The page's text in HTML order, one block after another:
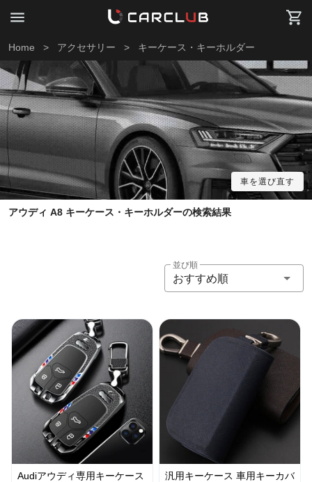
Home > アクセサリー > キーケース・キーホルダー
車を選び直す
アウディ A8 キーケース・キーホルダーの検索結果
並び順
おすすめ順
Audiアウディ専用キーケース
汎用キーケース 車用キーカバ